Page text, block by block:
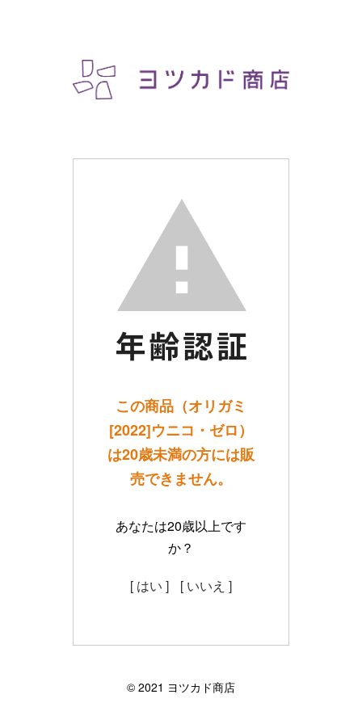
この商品（オリガミ
[2022]ウニコ・ゼロ）
は20歳未満の方には販
売できません。
あなたは20歳以上です
か？
[ はい ] [ いいえ ]
©︎ 2021 ヨツカド商店